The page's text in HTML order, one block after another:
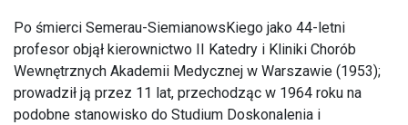
Po śmierci Semerau-SiemianowsKiego jako 44-letni
profesor objął kierownictwo II Katedry i Kliniki Chorób
Wewnętrznych Akademii Medycznej w Warszawie (1953);
prowadził ją przez 11 lat, przechodząc w 1964 roku na
podobne stanowisko do Studium Doskonalenia i